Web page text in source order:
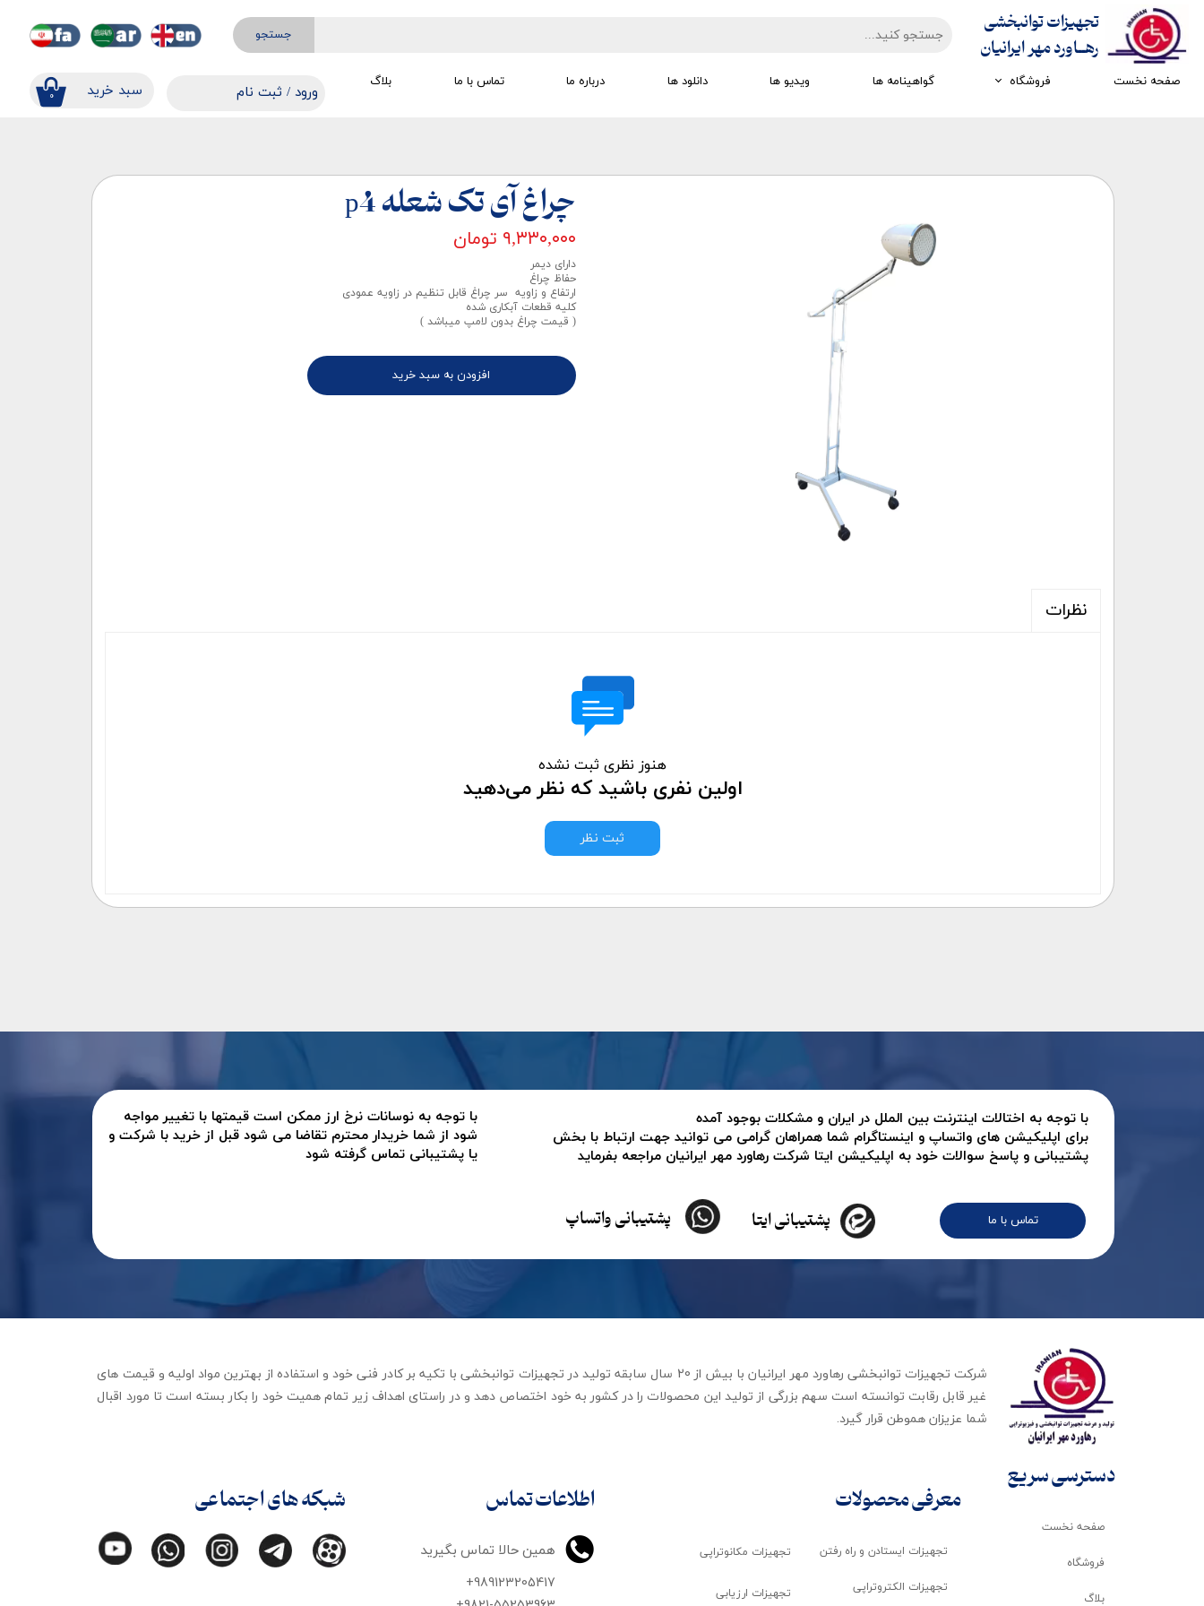
جستجو
۰ ​​سبد خرید ورود / ثبت نام
تجهیزات توانبخشی
​​​​​​​رهــاورد مهر ایرانیان
صفحه نخست فروشگاه
تجهیزات کار درمانی
تجهیزات مکانوتراپی تجهیزات الکترو تراپی
گواهینامه ها ویدیو ها دانلود ها درباره ما تماس با ما بلاگ
چراغ آی تک شعله p4
۹,۳۳۰,۰۰۰ تومان
دارای دیمر
حفاظ چراغ
ارتفاع و زاویه سر چراغ قابل تنظیم در زاویه عمودی
کلیه قطعات آبکاری شده
( قیمت چراغ بدون لامپ میباشد )
افزودن به سبد خرید
نظرات
هنوز نظری ثبت نشده
اولین نفری باشید که نظر می‌دهید
ثبت نظر
تماس با ما
با توجه به اختالات اینترنت بین الملل در ایران و مشکلات بوجود آمده
برای اپلیکیشن های واتساپ و اینستاگرام شما همراهان گرامی می توانید جهت ارتباط با بخش
پشتیبانی و پاسخ سوالات خود به اپلیکیشن ایتا شرکت رهاورد مهر ایرانیان مراجعه بفرماید
پشتیبانی ایتا پشتیبانی واتساپ
با توجه به نوسانات نرخ ارز ممکن است قیمتها با تغییر مواجه
شود از شما خریدار محترم تقاضا می شود قبل از خرید با شرکت و
یا پشتیبانی تماس گرفته شود
اطلاعات تماس
همین حالا تماس بگیرید
+989123205417
شرکت تجهیزات توانبخشی رهاورد مهر ایرانیان با بیش از 20 سال سابقه تولید در تجهیزات توانبخشی با تکیه بر کادر فنی خود و استفاده از بهترین مواد اولیه و قیمت های
غیر قابل رقابت توانسته است سهم بزرگی از تولید این محصولات را در کشور به خود اختصاص دهد و در راستای اهداف زیر تمام همیت خود را بکار بسته است تا مورد اقبال
شما عزیزان هموطن قرار گیرد​​​​​​​.
تجهیزات ایستادن و راه رفتن
تجهیزات الکتروتراپی
صفحه نخست
فروشگاه
بلاگ
تجهیزات مکانوتراپی
تجهیزات ارزیابی
دسترسی سریع
معرفی محصولات شبکه های اجتماعی